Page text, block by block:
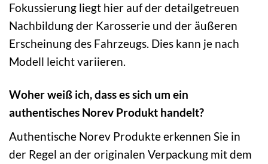
Fokussierung liegt hier auf der detailgetreuen
Nachbildung der Karosserie und der äußeren
Erscheinung des Fahrzeugs. Dies kann je nach
Modell leicht variieren.
Woher weiß ich, dass es sich um ein
authentisches Norev Produkt handelt?
Authentische Norev Produkte erkennen Sie in
der Regel an der originalen Verpackung mit dem